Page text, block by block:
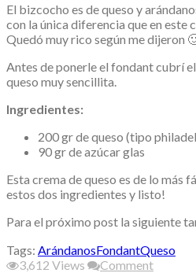
El bizcocho es de queso y
con la única diferencia que en este
Quedó muy rico según me dijeron
Antes de ponerle el fondant cubrí
queso muy sencillita.
Ingredientes:
200 gr de queso (tipo
90 gr de azúcar glas
Esta crema de queso es de lo más
estos dos ingredientes y listo!
Para el próximo post la siguiente
Tags: ArándanosFondantQueso
3,612 Views
Comment